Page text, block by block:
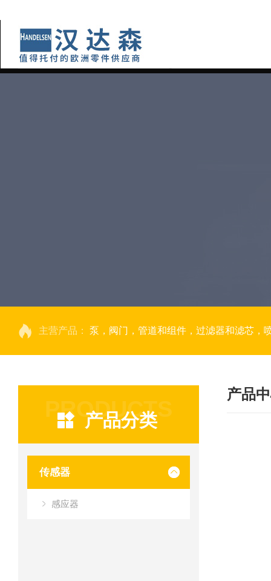
主营产品： 泵，阀门，管道和组件，过滤器和滤芯，
PRODUCTS
产品分类
传感器
感应器
产品